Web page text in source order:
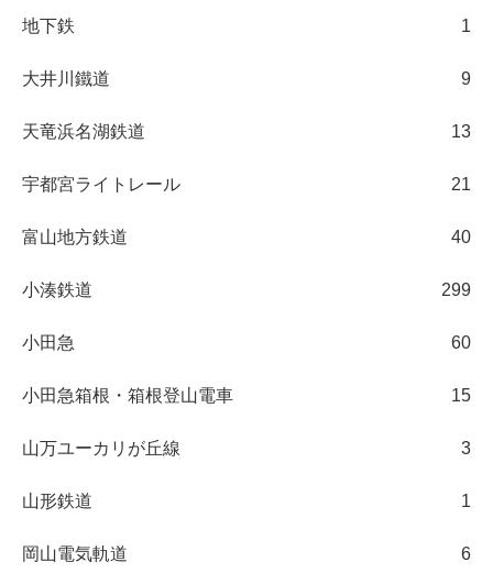
地下鉄 1
大井川鐵道 9
天竜浜名湖鉄道 13
宇都宮ライトレール 21
富山地方鉄道 40
小湊鉄道 299
小田急 60
小田急箱根・箱根登山電車 15
山万ユーカリが丘線 3
山形鉄道 1
岡山電気軌道 6